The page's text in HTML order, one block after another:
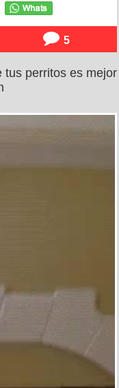
5
tus perritos es mejor